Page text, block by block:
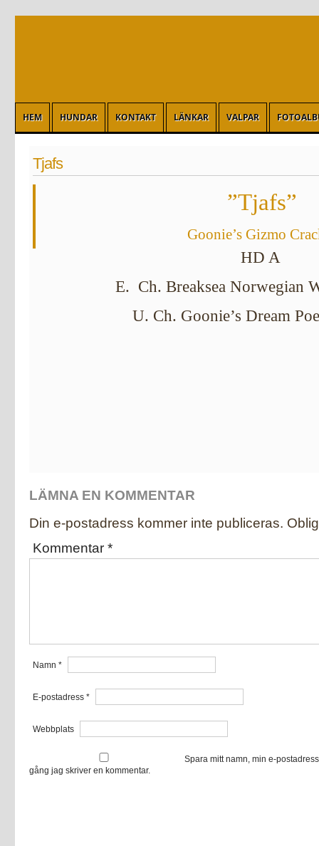
HEM HUNDAR KONTAKT LÄNKAR VALPAR
Tjafs
”Tjafs”
Goonie’s Gizmo
HD A
E. Ch. Breaksea Norwegian
U. Ch. Goonie’s Dream
LÄMNA EN KOMMENTAR
Din e-postadress kommer inte publiceras.
Kommentar *
Namn *
E-postadress *
Webbplats
Spara mitt namn, min e-
gång jag skriver en kommentar.